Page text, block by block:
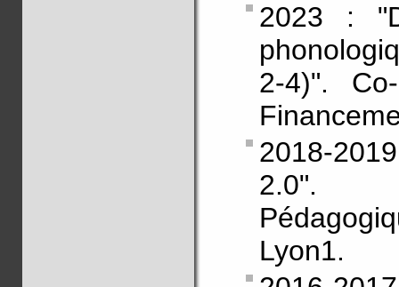
2023 :
2-4)".
2018-
2.0".
Lyon1.